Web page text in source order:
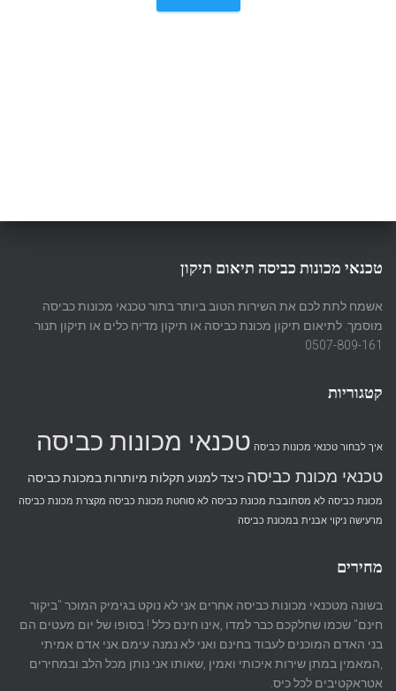
טכנאי מכונות כביסה תיאום תיקון
אשמח לתת לכם את השירות הטוב ביותר בתור טכנאי מכונות כביסה
מוסמך. לתיאום תיקון מכונת כביסה או תיקון מדיח כלים או תיקון תנור.
0507-809-161
קטגוריות
איך לבחור טכנאי מכונות כביסה טכנאי מכונות כביסה
טכנאי מכונת כביסה כיצד למנוע תקלות מיותרות במכונת כביסה
מכונת כביסה לא מסתובבת מכונת כביסה לא סוחטת מכונת כביסה מקצרת מכונת כביסה
מרעישה ניקוי אבנית במכונת כביסה
מחירים
בשונה מטכנאי מכונות כביסה אחרים אני לא נוקט בגימיק המוכר "ביקור
חינם" שכמו שחלקכם כבר למדו ,אינו חינם כלל ! בסופו של יום מעטים הם
בני האדם המוכנים לעבוד בחינם ואני לא נמנה עימם.אני אדם אמיתי
,המאמין במתן שירות איכותי ואמין ,שאותו אני נותן מכל הלב ובמחירים
אטראקטיבים לכל כיס.